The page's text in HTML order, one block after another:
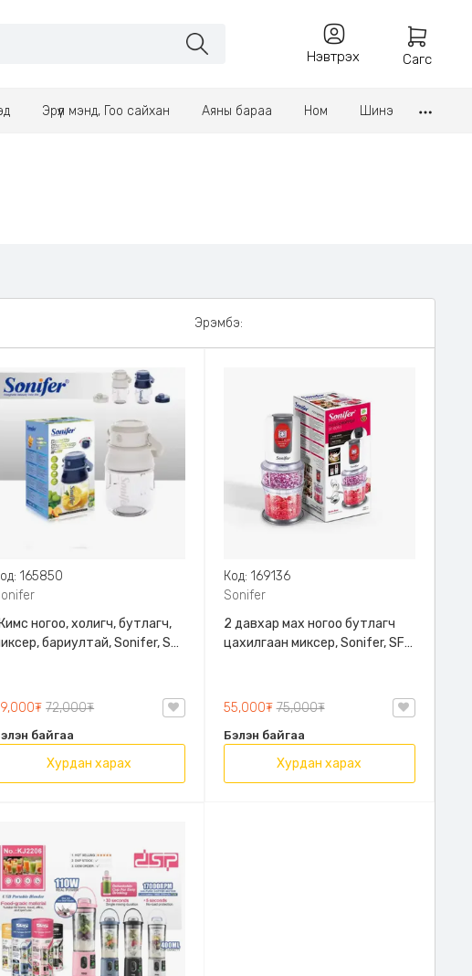
Нэвтрэх Сагс
Эрүүл мэнд, Гоо сайхан Аяны бараа Ном Шинэ
Эрэмбэ:
165850
ногоо, холигч, бутлагч,
бариултай, Sonifer, SF-
72,000₮
байгаа
Хурдан харах
Код: 169136
Sonifer
2 давхар мах ногоо бутлагч
цахилгаан миксер, Sonifer, SF-
2 төрлийн тохиргоотой, 4
55,000₮75,000₮
Бэлэн байгаа
Хурдан харах